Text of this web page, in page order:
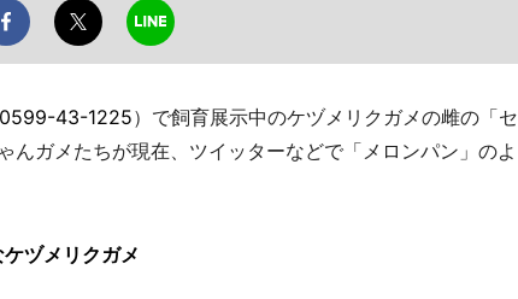
0599-43-1225）で飼育展示中のケヅメリクガメの雌の「セ
んガメたちが現在、ツイッターなどで「メロンパン」のよ
ヅメリクガメ